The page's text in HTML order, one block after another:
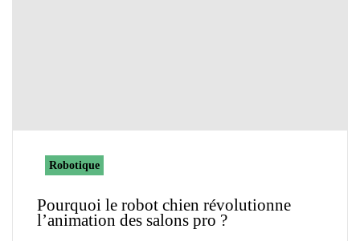
Robotique
Pourquoi le robot chien révolutionne
l’animation des salons pro ?